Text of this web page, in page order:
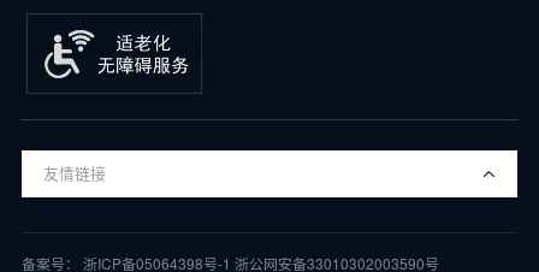
友情链接
备案号： 浙ICP备05064398号-1 浙公网安备33010302003590号